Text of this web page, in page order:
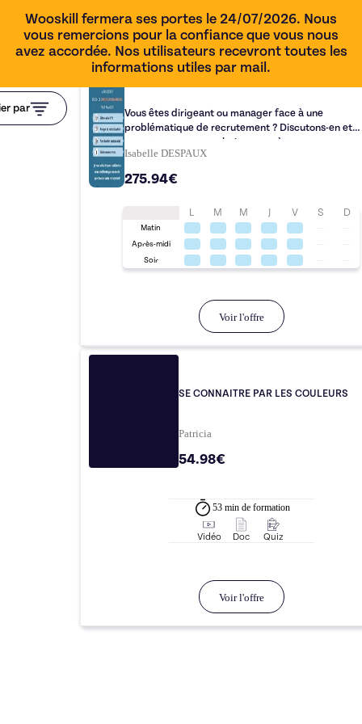
Wooskill fermera ses portes le 24/07/2026. Nous
vous remercions pour la confiance que vous nous
avez accordée. Nos utilisateurs recevront toutes les
informations utiles par mail.
par
Vous êtes dirigeant ou manager face à une
problématique de recrutement ? Discutons-en et
repartez avec une solution concrète pour avancer
Isabelle DESPAUX
275.94€
L M M J V S D
Matin
Après-midi
Soir
Voir l'offre
SE CONNAITRE PAR LES COULEURS
Patricia
54.98€
53 minde formation
Vidéo Doc Quiz
Voir l'offre